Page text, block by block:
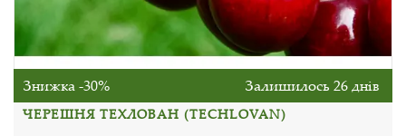
Знижка -30% Залишилось 26 днів
ЧЕРЕШНЯ ТЕХЛОВАН (TECHLOVAN)